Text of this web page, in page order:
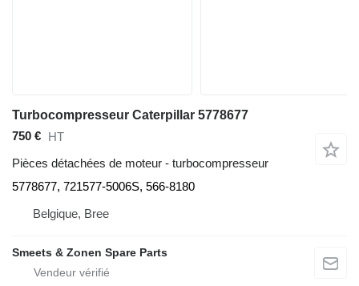
Turbocompresseur Caterpillar 5778677
750 € HT
Pièces détachées de moteur - turbocompresseur
5778677, 721577-5006S, 566-8180
Belgique, Bree
Smeets & Zonen Spare Parts